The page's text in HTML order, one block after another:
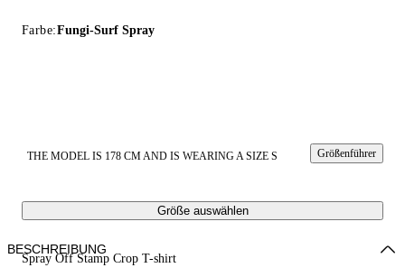
Farbe:Fungi-Surf Spray
THE MODEL IS 178 CM AND IS WEARING A SIZE S Größenführer
Größe auswählen
Spray Off Stamp Crop T-shirt
BESCHREIBUNG